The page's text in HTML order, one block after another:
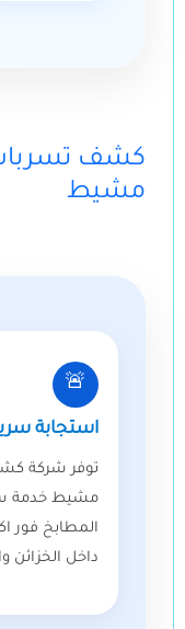
مشيط
🚨
استجابة
توفر شركة
مشيط خدمة
المطابخ فور
داخل الخزائن